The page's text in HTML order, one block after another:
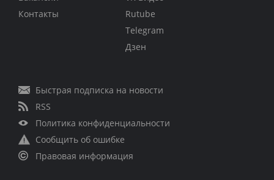
Контакты
Rutube
Telegram
Дзен
Быстрая подписка на новости
RSS
Политика конфиденциальности
Сообщить об ошибке
Правовая информация